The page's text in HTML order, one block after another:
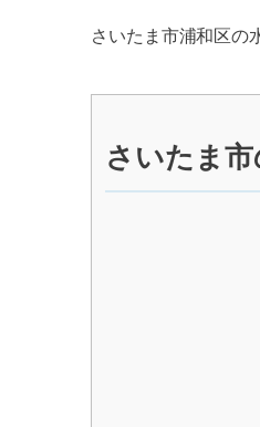
さいたま市浦和区の
さいたま